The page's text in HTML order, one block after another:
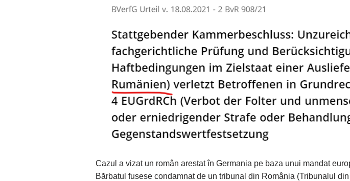
Cazul a vizat un român arestat în Germania pe baza unui mandat
Bărbatul fusese condamnat de un tribunal din România (Tribunalul